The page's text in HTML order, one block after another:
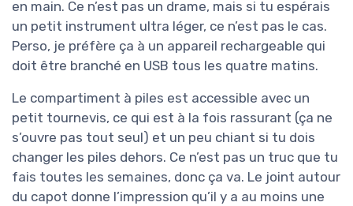
en main. Ce n’est pas un drame, mais si tu espérais
un petit instrument ultra léger, ce n’est pas le cas.
Perso, je préfère ça à un appareil rechargeable qui
doit être branché en USB tous les quatre matins.
Le compartiment à piles est accessible avec un
petit tournevis, ce qui est à la fois rassurant (ça ne
s’ouvre pas tout seul) et un peu chiant si tu dois
changer les piles dehors. Ce n’est pas un truc que tu
fais toutes les semaines, donc ça va. Le joint autour
du capot donne l’impression qu’il y a au moins une